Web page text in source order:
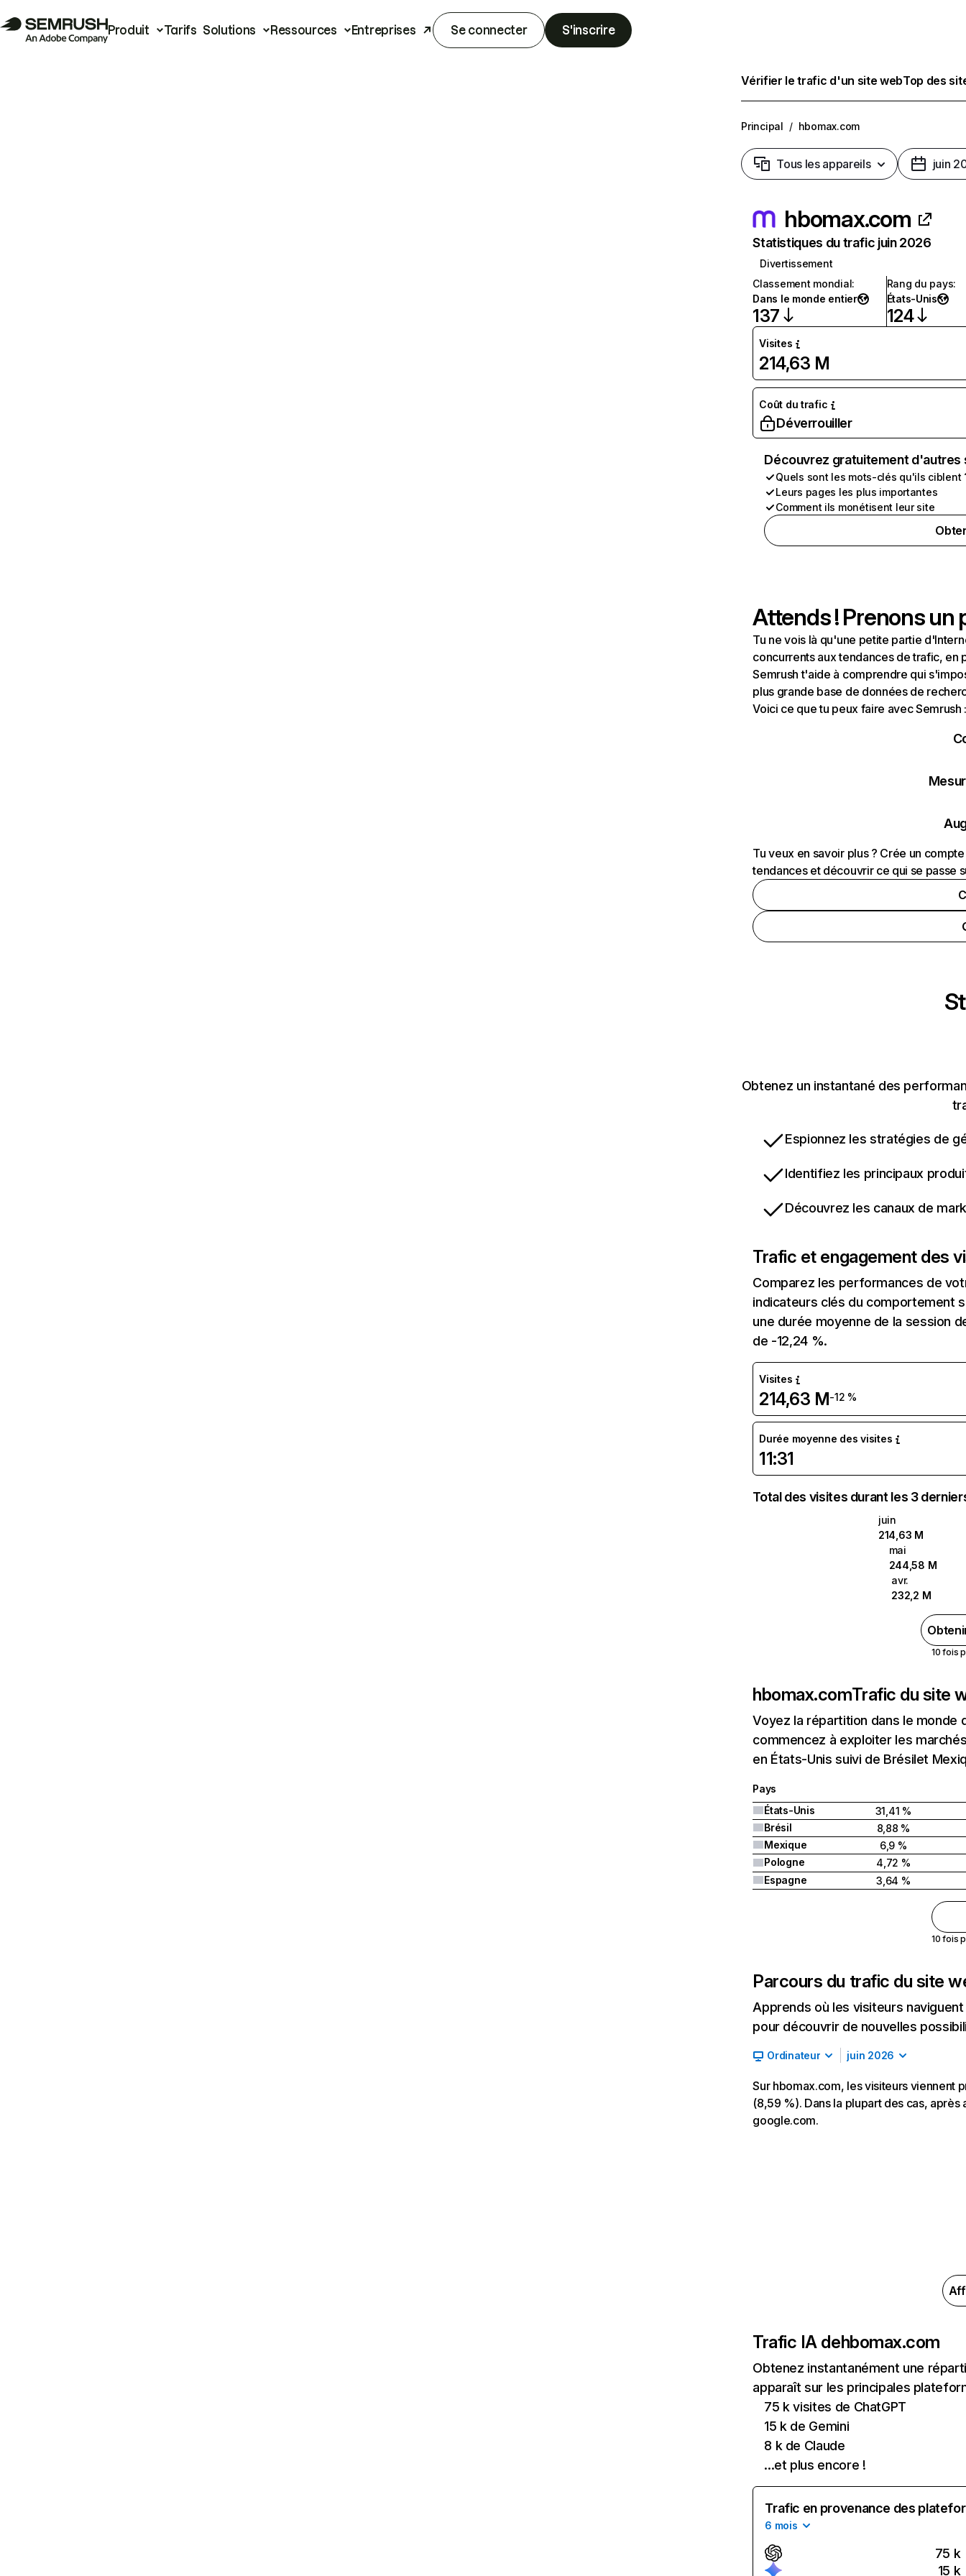
Produit Tarifs Solutions Ressources Entreprises Se connecter S'inscrire
Vérifier le trafic d'un site webTop des
Principal / hbomax.com
Tous les appareils juin
hbomax.com
Statistiques du trafic juin 2026
Divertissement
Classement mondial:
Dans le monde entier
137
Rang du pays:
États-Unis
124
Visites
214,63 M
Coût du trafic
Déverrouiller
Découvrez gratuitement
Quels sont les mots-clés qu'ils ciblent
Leurs pages les plus importantes
Comment ils monétisent leur site
Attends ! Prenons un
Tu ne vois là qu'une petite partie
concurrents aux tendances de trafic, en
Semrush t'aide à comprendre qui
plus grande base de données de
Voici ce que tu peux faire avec Semrush
Tu veux en savoir plus ? Crée un
tendances et découvrir ce qui se passe
Obtenez un instantané des
Espionnez les stratégies de
Identifiez les principaux
Découvrez les canaux de
Trafic et engagement des
Comparez les performances de
indicateurs clés du comportement
une durée moyenne de la session
de -12,24 %.
Visites
214,63 M-12 %
Durée moyenne des visites
11:31
Total des visites durant les 3
juin
214,63 M
mai
244,58 M
avr.
232,2 M
10 fois
hbomax.comTrafic du site
Voyez la répartition dans le
commencez à exploiter les
en États-Unis suivi de Brésilet
Pays
États-Unis
31,41 %
Brésil
8,88 %
Mexique
6,9 %
Pologne
4,72 %
Espagne
3,64 %
10 fois
Parcours du trafic du site
Apprends où les visiteurs
pour découvrir de nouvelles
Ordinateur juin 2026
Sur hbomax.com, les visiteurs viennent
(8,59 %). Dans la plupart des cas,
google.com.
Trafic IA dehbomax.com
Obtenez instantanément une
apparaît sur les principales
75 k visites de ChatGPT
15 k de Gemini
8 k de Claude
...et plus encore !
Trafic en provenance des
6 mois
75 k
15 k